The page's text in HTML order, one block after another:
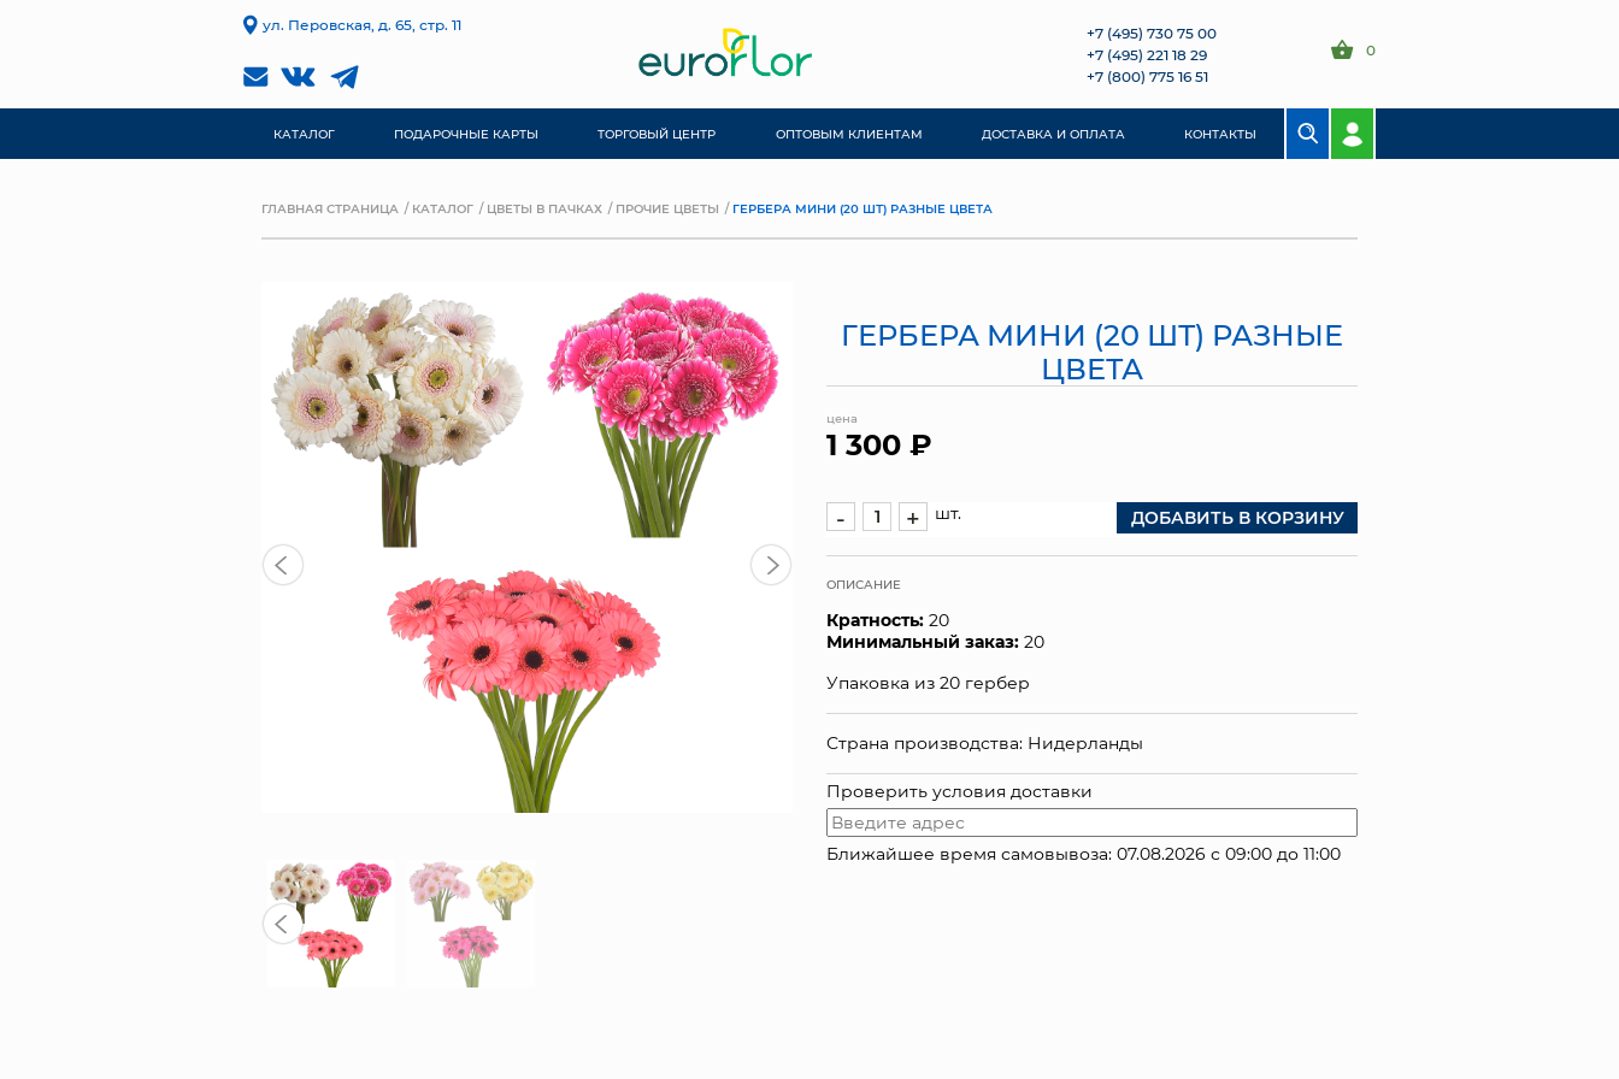
ул. Перовская, д. 65, стр. 11
+7 (495) 730 75 00
+7 (495) 221 18 29
+7 (800) 775 16 51
0
КАТАЛОГ ПОДАРОЧНЫЕ КАРТЫ ТОРГОВЫЙ ЦЕНТР ОПТОВЫМ КЛИЕНТАМ ДОСТАВКА И ОПЛАТА КОНТАКТЫ
ГЛАВНАЯ СТРАНИЦА КАТАЛОГ ЦВЕТЫ В ПАЧКАХ ПРОЧИЕ ЦВЕТЫ ГЕРБЕРА МИНИ (20 ШТ) РАЗНЫЕ ЦВЕТА
ГЕРБЕРА МИНИ (20 ШТ) РАЗНЫЕ
ЦВЕТА
цена
1 300 ₽
- + шт. ДОБАВИТЬ В КОРЗИНУ
ОПИСАНИЕ
Кратность: 20
Минимальный заказ: 20
Упаковка из 20 гербер
Страна производства: Нидерланды
Проверить условия доставки
Ближайшее время самовывоза: 07.08.2026 с 09:00 до 11:00